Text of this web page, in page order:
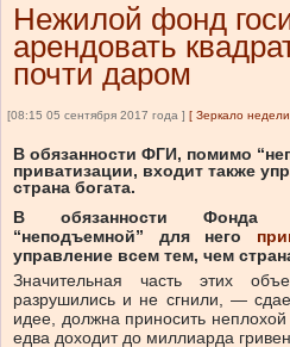
Нежилой фонд
арендовать
почти даром
[08:15 05 сентября 2017 года ] [ Зеркало
В обязанности ФГИ, помимо
приватизации, входит также
страна богата.
В обязанности Фонда
“неподъемной” для него
управление всем тем, чем
Значительная часть этих
разрушились и не сгнили, —
идее, должна приносить
едва доходит до миллиарда